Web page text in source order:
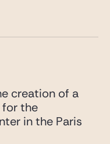
creation of a
for the
in the Paris